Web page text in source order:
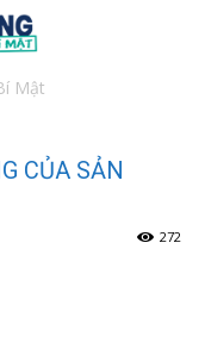
Mật
CỦA SẢN
272